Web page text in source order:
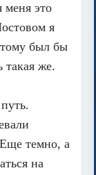
меня это
я
был бы
такая же.
темно, а
на